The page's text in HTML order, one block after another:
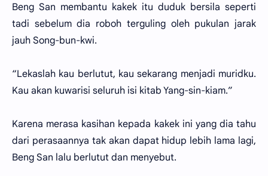
Beng San membantu kakek itu duduk bersila seperti
tadi sebelum dia roboh terguling oleh pukulan jarak
jauh Song-bun-kwi.
“Lekaslah kau berlutut, kau sekarang menjadi muridku.
Kau akan kuwarisi seluruh isi kitab Yang-sin-kiam.”
Karena merasa kasihan kepada kakek ini yang dia tahu
dari perasaannya tak akan dapat hidup lebih lama lagi,
Beng San lalu berlutut dan menyebut.